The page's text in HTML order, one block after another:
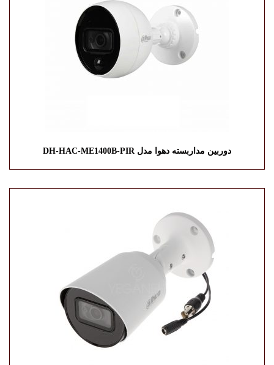
دوربین مداربسته دهوا مدل DH-HAC-ME1400B-PIR